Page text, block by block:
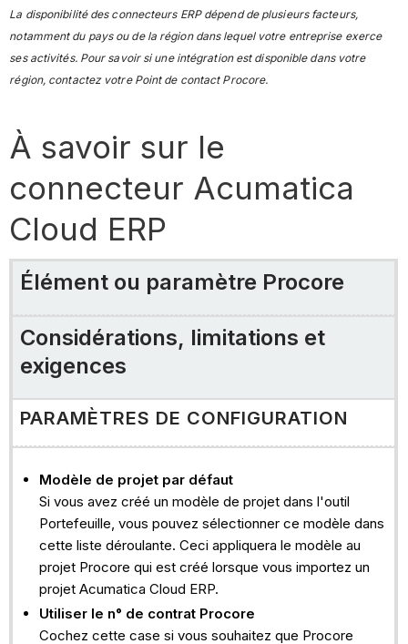
CALENDRIER
DE
SYNCHRONISATION
NIVEAU
Structure
de
répartition
du
travail
(SDP)
PROJET
de
du
travail
(SDP)
entreprises
SOUS
TRAVAUX
BUDGET
CHANGEMENTS
BUDGÉTAIRES
ENGAGEMENTS
Ordres
La disponibilité des connecteurs ERP dépend de plusieurs facteurs,
notamment du pays ou de la région dans lequel votre entreprise exerce
ses activités. Pour savoir si une intégration est disponible dans votre
région, contactez votre Point de contact Procore.
À savoir sur le
connecteur Acumatica
Cloud ERP
Élément ou paramètre Procore
Considérations, limitations et
exigences
PARAMÈTRES DE CONFIGURATION
Modèle de projet par défaut
Si vous avez créé un modèle de projet dans l'outil
Portefeuille, vous pouvez sélectionner ce modèle dans
cette liste déroulante. Ceci appliquera le modèle au
projet Procore qui est créé lorsque vous importez un
projet Acumatica Cloud ERP.
Utiliser le n° de contrat Procore
Cochez cette case si vous souhaitez que Procore